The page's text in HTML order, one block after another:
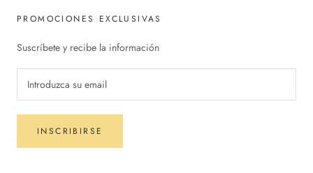
PROMOCIONES EXCLUSIVAS
Suscríbete y recibe la información
INSCRIBIRSE